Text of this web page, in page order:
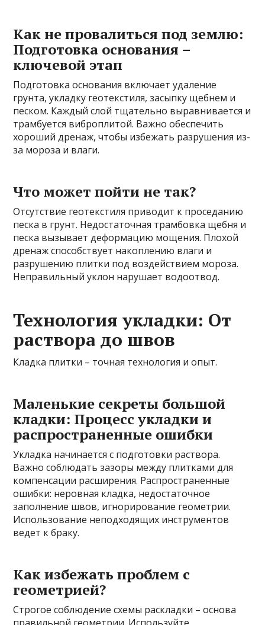
Как не провалиться под землю:
Подготовка основания –
ключевой этап
Подготовка основания включает удаление
грунта, укладку геотекстиля, засыпку щебнем и
песком. Каждый слой тщательно выравнивается и
трамбуется виброплитой. Важно обеспечить
хороший дренаж, чтобы избежать разрушения из-
за мороза и влаги.
Что может пойти не так?
Отсутствие геотекстиля приводит к проседанию
песка в грунт. Недостаточная трамбовка щебня и
песка вызывает деформацию мощения. Плохой
дренаж способствует накоплению влаги и
разрушению плитки под воздействием мороза.
Неправильный уклон нарушает водоотвод.
Технология укладки: От
раствора до швов
Кладка плитки – точная технология и опыт.
Маленькие секреты большой
кладки: Процесс укладки и
распространенные ошибки
Укладка начинается с подготовки раствора.
Важно соблюдать зазоры между плитками для
компенсации расширения. Распространенные
ошибки: неровная кладка, недостаточное
заполнение швов, игнорирование геометрии.
Использование неподходящих инструментов
ведет к браку.
Как избежать проблем с
геометрией?
Строгое соблюдение схемы раскладки – основа